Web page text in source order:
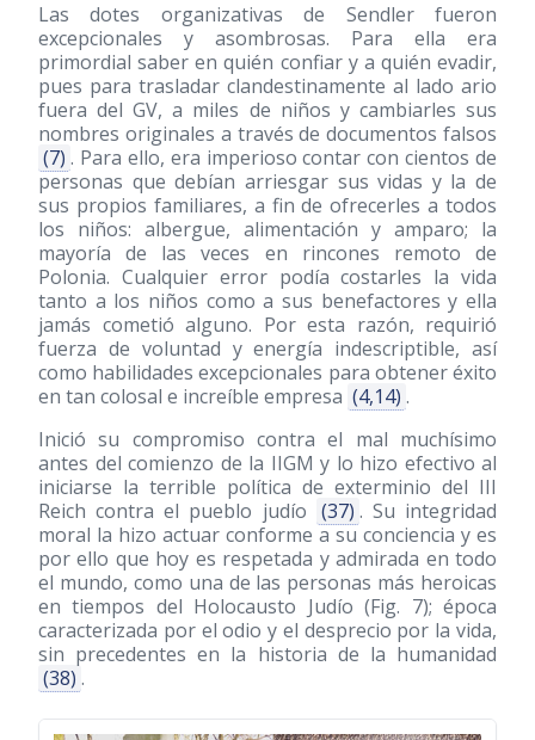
Las dotes organizativas de Sendler fueron
excepcionales y asombrosas. Para ella era
primordial saber en quién confiar y a quién evadir,
pues para trasladar clandestinamente al lado ario
fuera del GV, a miles de niños y cambiarles sus
nombres originales a través de documentos falsos
(7) . Para ello, era imperioso contar con cientos de
personas que debían arriesgar sus vidas y la de
sus propios familiares, a fin de ofrecerles a todos
los niños: albergue, alimentación y amparo; la
mayoría de las veces en rincones remoto de
Polonia. Cualquier error podía costarles la vida
tanto a los niños como a sus benefactores y ella
jamás cometió alguno. Por esta razón, requirió
fuerza de voluntad y energía indescriptible, así
como habilidades excepcionales para obtener éxito
en tan colosal e increíble empresa (4,14) .
Inició su compromiso contra el mal muchísimo
antes del comienzo de la IIGM y lo hizo efectivo al
iniciarse la terrible política de exterminio del III
Reich contra el pueblo judío (37) . Su integridad
moral la hizo actuar conforme a su conciencia y es
por ello que hoy es respetada y admirada en todo
el mundo, como una de las personas más heroicas
en tiempos del Holocausto Judío (Fig. 7); época
caracterizada por el odio y el desprecio por la vida,
sin precedentes en la historia de la humanidad
(38) .